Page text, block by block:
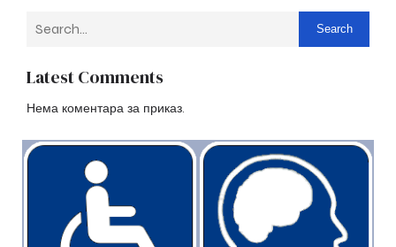
Search
Latest Comments
Нема коментара за приказ.